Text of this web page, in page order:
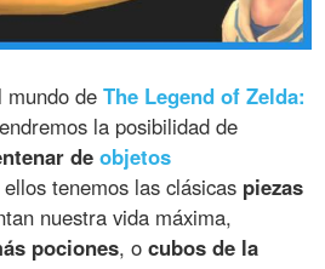
mundo deThe Legend of Zelda:
la posibilidad de
deobjetos
tenemos las clásicas piezas
nuestra vida máxima,
pociones, ocubos de la